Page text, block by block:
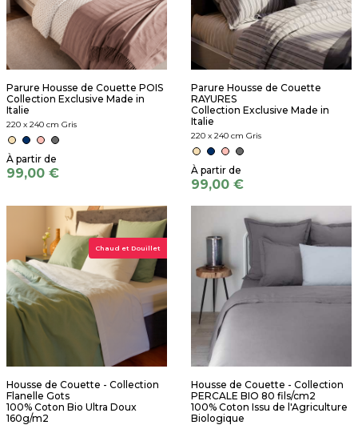
Parure Housse de Couette POIS
Collection Exclusive Made in
Italie
220 x 240 cm Gris
99,00 €
Parure Housse de Couette
RAYURES
Collection Exclusive Made in
Italie
220 x 240 cm Gris
99,00 €
Chaud et Douillet
Housse de Couette - Collection
Flanelle Gots
100% Coton Bio Ultra Doux
160g/m2
Housse de Couette - Collection
PERCALE BIO 80 fils/cm2
100% Coton Issu de l'Agriculture
Biologique